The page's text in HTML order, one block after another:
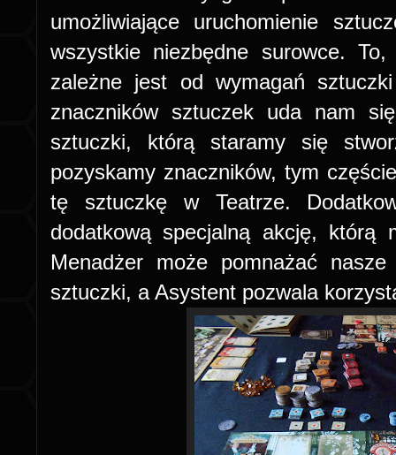
umożliwiające uruchomienie
wszystkie niezbędne surowce.
zależne jest od wymagań
znaczników sztuczek uda nam
sztuczki, którą staramy się
pozyskamy znaczników, tym
tę sztuczkę w Teatrze.
dodatkową specjalną akcję, którą
Menadżer może pomnażać
sztuczki, a Asystent pozwala